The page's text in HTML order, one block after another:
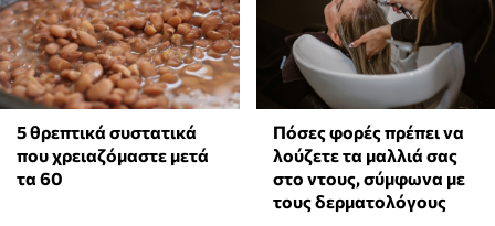
5 θρεπτικά συστατικά
που χρειαζόμαστε μετά
τα 60
Πόσες φορές πρέπει να
λούζετε τα μαλλιά σας
στο ντους, σύμφωνα με
τους δερματολόγους